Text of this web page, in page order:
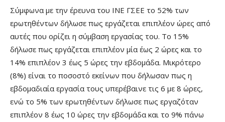
Σύμφωνα με την έρευνα του ΙΝΕ ΓΣΕΕ το 52% των
ερωτηθέντων δήλωσε πως εργάζεται επιπλέον ώρες από
αυτές που ορίζει η σύμβαση εργασίας του. Το 15%
δήλωσε πως εργάζεται επιπλέον μία έως 2 ώρες και το
14% επιπλέον 3 έως 5 ώρες την εβδομάδα. Μικρότερο
(8%) είναι το ποσοστό εκείνων που δήλωσαν πως η
εβδομαδιαία εργασία τους υπερέβαινε τις 6 με 8 ώρες,
ενώ το 5% των ερωτηθέντων δήλωσε πως εργαζόταν
επιπλέον 8 έως 10 ώρες την εβδομάδα και το 9% πάνω